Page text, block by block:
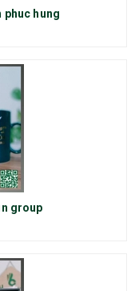
phuc hung
group